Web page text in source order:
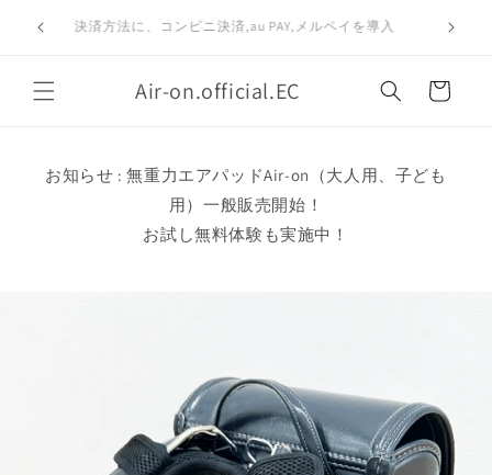
ンツに
（ペイ 決済方法に、コンビニ決済,au PAY,メルペイを導入
Air-on.official.EC
ー
お知らせ : 無重力エアパッドAir-on（大人用、子ども
用）一般販売開始！
お試し無料体験も実施中！